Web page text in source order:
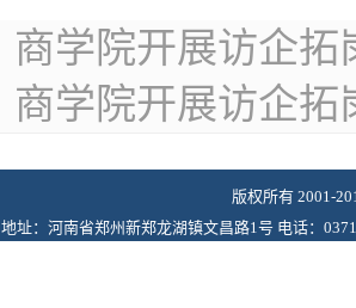
商学院开展访企
商学院开展访企
版权所有 2001-
地址：河南省郑州新郑龙湖镇文昌路1号 电话：